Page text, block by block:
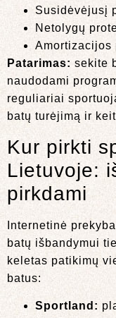
Susidėvėjusį
Netolygų
Amortizacijos
Patarimas: sekite
naudodami
reguliariai
batų turėjimą ir
Kur pirkti
Lietuvoje:
pirkdami
Internetinė
batų išbandymui
keletas patikimų
batus:
Sportland: